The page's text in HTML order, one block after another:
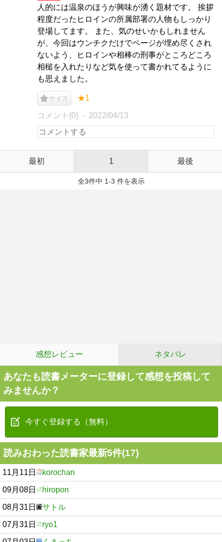
人的には温泉のほうが興味が湧く題材です。 挨拶
程度だったヒロインの所属部署の人物もしっかり
登場してます。 また、気のせいかもしれません
が、今回はウンチクだけでページが埋め尽くされ
ないよう、ヒロインや相棒の刑事がところどころ
相槌を入れたりなど気を使って書かれてるように
も思えました。
ナイス ★1
コメント(0) 2022/04/13
最初 1 最後
全3件中 1-3 件を表示
感想レビュー ネタバレ
あなたも読書メーターに登録して感想を投稿して
みませんか？
今すぐ登録する（無料）
読みおわった読書家最新5件(17)
11月11日 korochan
09月08日 hiropon
08月31日 サトル
07月31日 ryo1